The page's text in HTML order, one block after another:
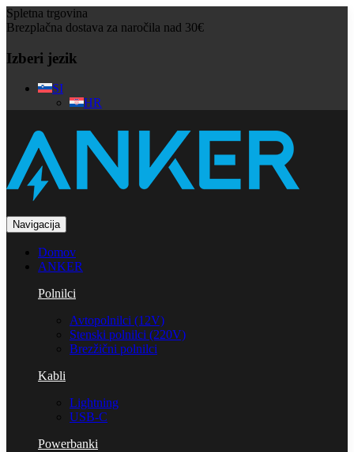
Spletna trgovina
Brezplačna dostava za naročila nad 30€
Izberi jezik
SI
HR
Navigacija
Domov
ANKER
Polnilci
Avtopolnilci (12V)
Stenski polnilci (220V)
Brezžični polnilci
Kabli
Lightning
USB-C
Powerbanki